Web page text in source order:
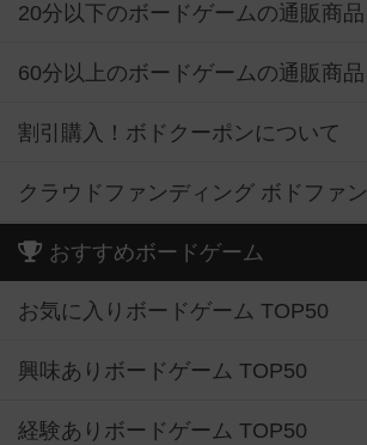
20分以下のボードゲームの通販商品
60分以上のボードゲームの通販商品
割引購入！ボドクーポンについて
クラウドファンディング ボドファン
おすすめボードゲーム
お気に入りボードゲーム TOP50
興味ありボードゲーム TOP50
経験ありボードゲーム TOP50